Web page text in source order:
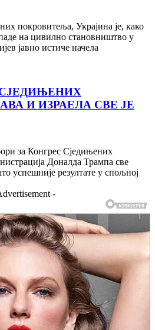
покровитеља, Украјина је, како
на цивилно становништво у
јавно истиче начела
И ИЗРАЕЛА СВЕ ЈЕ
за Конгрес Сједињених
Доналда Трампа све
успешније резултате у спољној
-